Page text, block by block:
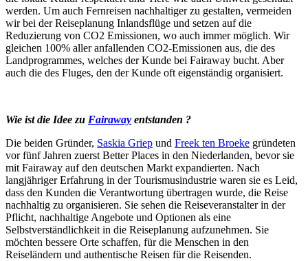
werden. Um auch Fernreisen nachhaltiger zu gestalten, vermeiden
wir bei der Reiseplanung Inlandsflüge und setzen auf die
Reduzierung von CO2 Emissionen, wo auch immer möglich. Wir
gleichen 100% aller anfallenden CO2-Emissionen aus, die des
Landprogrammes, welches der Kunde bei Fairaway bucht. Aber
auch die des Fluges, den der Kunde oft eigenständig organisiert.
Wie ist die Idee zu Fairaway entstanden ?
Die beiden Gründer, Saskia Griep und Freek ten Broeke gründeten
vor fünf Jahren zuerst Better Places in den Niederlanden, bevor sie
mit Fairaway auf den deutschen Markt expandierten. Nach
langjähriger Erfahrung in der Tourismusindustrie waren sie es Leid,
dass den Kunden die Verantwortung übertragen wurde, die Reise
nachhaltig zu organisieren. Sie sehen die Reiseveranstalter in der
Pflicht, nachhaltige Angebote und Optionen als eine
Selbstverständlichkeit in die Reiseplanung aufzunehmen. Sie
möchten bessere Orte schaffen, für die Menschen in den
Reiseländern und authentische Reisen für die Reisenden.